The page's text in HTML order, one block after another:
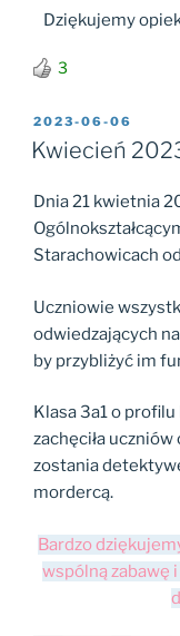
Dziękujemy
3
OPUBLIKOWANE
W
2023-06-06
Kwiecień
Dnia 21 kwietnia
Starachowicach
Uczniowie
odwiedzających
by przybliżyć im
Klasa 3a1 o
zachęciła
zostania
mordercą.
Bardzo
wspólną zabawę